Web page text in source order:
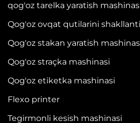
qog'oz tarelka yaratish
Qog'oz ovqat qutilarini
Qog'oz stakan yaratish
Qog'oz straçka mashinasi
Qog'oz etiketka mashinasi
Flexo printer
Tegirmonli kesish mashinasi